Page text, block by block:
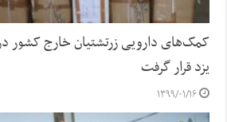
کمک‌های دارویی زرتشتیان خارج کشور
یزد قرار گرفت
۱۳۹۹/۰۱/۱۶